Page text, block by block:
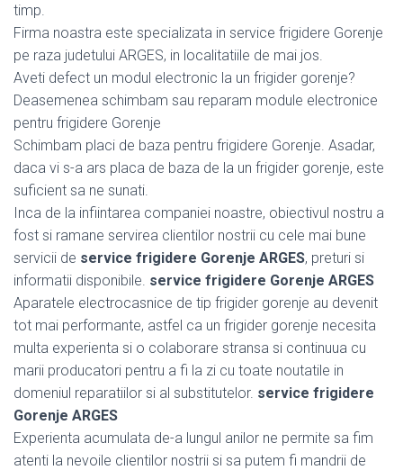
timp.
Firma noastra este specializata in service frigidere Gorenje
pe raza judetului ARGES, in localitatiile de mai jos.
Aveti defect un modul electronic la un frigider gorenje?
Deasemenea schimbam sau reparam module electronice
pentru frigidere Gorenje
Schimbam placi de baza pentru frigidere Gorenje. Asadar,
daca vi s-a ars placa de baza de la un frigider gorenje, este
suficient sa ne sunati.
Inca de la infiintarea companiei noastre, obiectivul nostru a
fost si ramane servirea clientilor nostrii cu cele mai bune
servicii de service frigidere Gorenje ARGES, preturi si
informatii disponibile. service frigidere Gorenje ARGES
Aparatele electrocasnice de tip frigider gorenje au devenit
tot mai performante, astfel ca un frigider gorenje necesita
multa experienta si o colaborare stransa si continuua cu
marii producatori pentru a fi la zi cu toate noutatile in
domeniul reparatiilor si al substitutelor. service frigidere
Gorenje ARGES
Experienta acumulata de-a lungul anilor ne permite sa fim
atenti la nevoile clientilor nostrii si sa putem fi mandrii de